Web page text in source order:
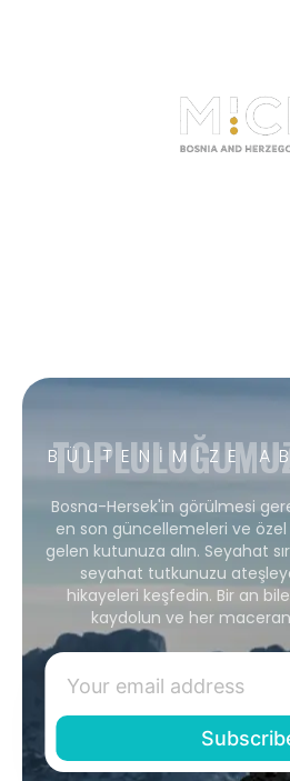
BÜLTENIMIZE
Bosna-Hersek'in görülmesi
en son güncellemeleri ve
gelen kutunuza alın. Seyahat
seyahat tutkunuzu
hikayeleri keşfedin. Bir an
kaydolun ve her